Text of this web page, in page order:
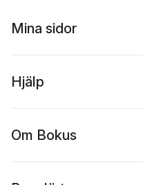
Mina sidor
Hjälp
Om Bokus